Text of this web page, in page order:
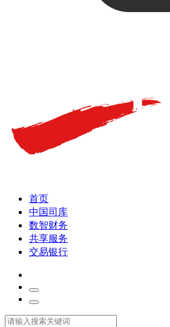
首页
中国司库
数智财务
共享服务
交易银行